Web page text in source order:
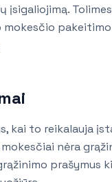
įsigaliojimą.
mokesčio
kai to reikalauja
nėra
prašymus